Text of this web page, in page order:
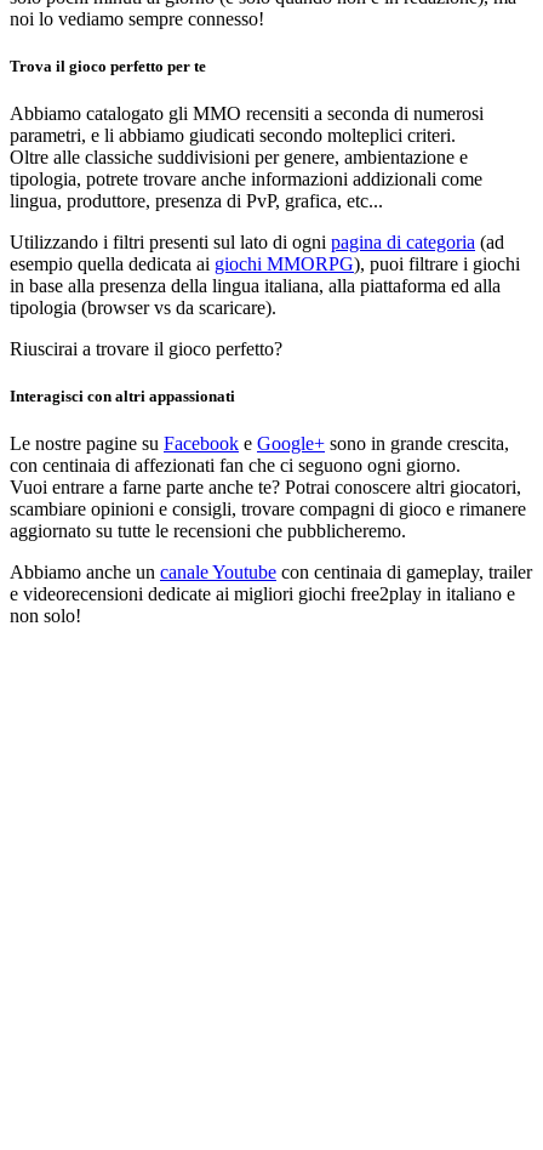
noi lo vediamo sempre connesso!
Trova il gioco perfetto per te
Abbiamo catalogato gli MMO recensiti a seconda di numerosi
parametri, e li abbiamo giudicati secondo molteplici criteri.
Oltre alle classiche suddivisioni per genere, ambientazione e
tipologia, potrete trovare anche informazioni addizionali come
lingua, produttore, presenza di PvP, grafica, etc...
Utilizzando i filtri presenti sul lato di ogni pagina di categoria (ad
esempio quella dedicata ai giochi MMORPG), puoi filtrare i giochi
in base alla presenza della lingua italiana, alla piattaforma ed alla
tipologia (browser vs da scaricare).
Riuscirai a trovare il gioco perfetto?
Interagisci con altri appassionati
Le nostre pagine su Facebook e Google+ sono in grande crescita,
con centinaia di affezionati fan che ci seguono ogni giorno.
Vuoi entrare a farne parte anche te? Potrai conoscere altri giocatori,
scambiare opinioni e consigli, trovare compagni di gioco e rimanere
aggiornato su tutte le recensioni che pubblicheremo.
Abbiamo anche un canale Youtube con centinaia di gameplay, trailer
e videorecensioni dedicate ai migliori giochi free2play in italiano e
non solo!